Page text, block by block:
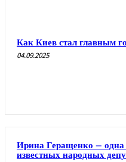
Как Киев стал главным
04.09.2025
Ирина Геращенко – одна
известных народных